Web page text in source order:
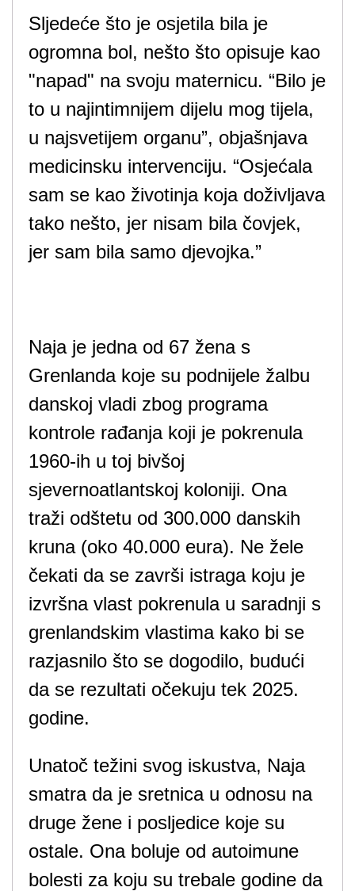
Sljedeće što je osjetila bila je
ogromna bol, nešto što opisuje kao
"napad" na svoju maternicu. “Bilo je
to u najintimnijem dijelu mog tijela,
u najsvetijem organu”, objašnjava
medicinsku intervenciju. “Osjećala
sam se kao životinja koja doživljava
tako nešto, jer nisam bila čovjek,
jer sam bila samo djevojka.”
Naja je jedna od 67 žena s
Grenlanda koje su podnijele žalbu
danskoj vladi zbog programa
kontrole rađanja koji je pokrenula
1960-ih u toj bivšoj
sjevernoatlantskoj koloniji. Ona
traži odštetu od 300.000 danskih
kruna (oko 40.000 eura). Ne žele
čekati da se završi istraga koju je
izvršna vlast pokrenula u saradnji s
grenlandskim vlastima kako bi se
razjasnilo što se dogodilo, budući
da se rezultati očekuju tek 2025.
godine.
Unatoč težini svog iskustva, Naja
smatra da je sretnica u odnosu na
druge žene i posljedice koje su
ostale. Ona boluje od autoimune
bolesti za koju su trebale godine da